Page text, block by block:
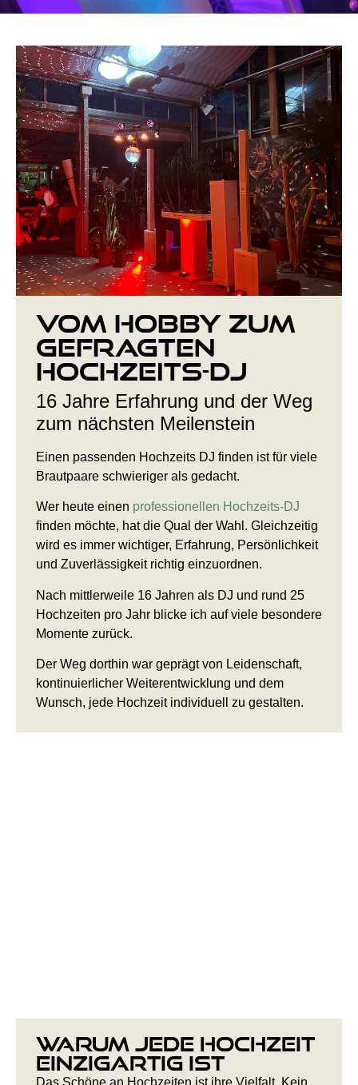
Vom Hobby zum
gefragten
Hochzeits-DJ
16 Jahre Erfahrung und der Weg
zum nächsten Meilenstein
Einen passenden Hochzeits DJ finden ist für viele
Brautpaare schwieriger als gedacht.
Wer heute einen professionellen Hochzeits-DJ
finden möchte, hat die Qual der Wahl. Gleichzeitig
wird es immer wichtiger, Erfahrung, Persönlichkeit
und Zuverlässigkeit richtig einzuordnen.
Nach mittlerweile 16 Jahren als DJ und rund 25
Hochzeiten pro Jahr blicke ich auf viele besondere
Momente zurück.
Der Weg dorthin war geprägt von Leidenschaft,
kontinuierlicher Weiterentwicklung und dem
Wunsch, jede Hochzeit individuell zu gestalten.
Warum jede Hochzeit
einzigartig ist
Das Schöne an Hochzeiten ist ihre Vielfalt. Kein